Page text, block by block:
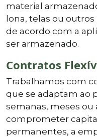
material
lona, telas ou
de acordo com a
ser armazenado.
Contratos
Trabalhamos com
que se adaptam ao
semanas, meses ou
comprometer
permanentes, a